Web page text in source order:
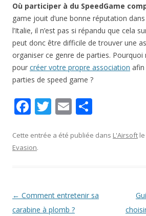
Où participer à du SpeedGame
game jouit d’une bonne réputation
l’Italie, il n’est pas si répandu que cela
peut donc être difficile de trouver une
organiser ce genre de parties.
pour créer votre propre association afin
parties de speed game ?
F
e
b
o
k
T
itt
E
ai ta
Cette entrée a été publiée dans L'Airsoft le
Evasion.
Navigation
des
← Comment entretenir sa
carabine à plomb ?